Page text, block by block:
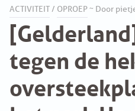
SOLIDARITEITSKAS
CONTACT
GROEPEN
ANARCHISTISCHE
Activiteit
Appelscha
BookFair
ACTIVITEIT/ OPROEP~ Door
tegen de